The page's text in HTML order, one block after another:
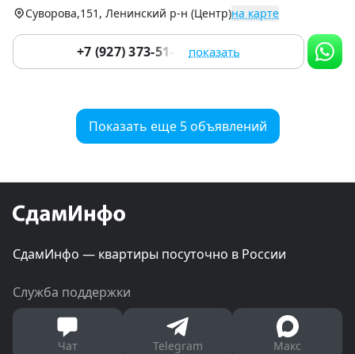
Суворова,151, Ленинский р-н (Центр)на карте
+7 (927) 373-51-15 показать
Показать еще 5 объявлений
СдамИнфо — квартиры посуточно в России
Служба поддержки
Чат Telegram Макс